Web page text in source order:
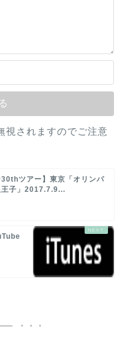
視されますのでご注意
30thツアー】東京「オリンパ
王子」2017.7.9...